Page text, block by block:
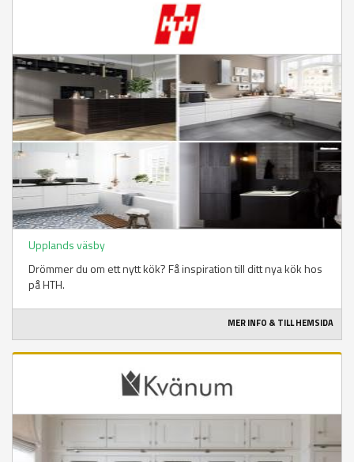
Upplands väsby
Drömmer du om ett nytt kök? Få inspiration till ditt nya kök hos
på HTH.
MER INFO & TILL HEMSIDA